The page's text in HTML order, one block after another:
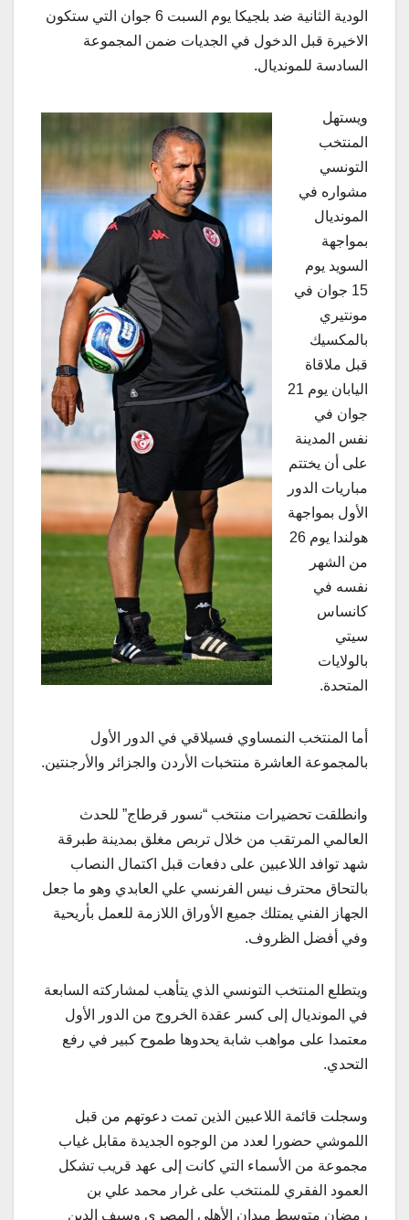
الودية الثانية ضد بلجيكا يوم السبت 6 جوان التي ستكون
الاخيرة قبل الدخول في الجديات ضمن المجموعة
السادسة للمونديال.
ويستهل
المنتخب
التونسي
مشواره في
المونديال
بمواجهة
السويد يوم
15 جوان في
مونتيري
بالمكسيك
قبل ملاقاة
اليابان يوم 21
جوان في
نفس المدينة
على أن يختتم
مباريات الدور
الأول بمواجهة
هولندا يوم 26
من الشهر
نفسه في
كانساس
سيتي
بالولايات
المتحدة.
أما المنتخب النمساوي فسيلاقي في الدور الأول
بالمجموعة العاشرة منتخبات الأردن والجزائر والأرجنتين.
وانطلقت تحضيرات منتخب “نسور قرطاج” للحدث
العالمي المرتقب من خلال تربص مغلق بمدينة طبرقة
شهد توافد اللاعبين على دفعات قبل اكتمال النصاب
بالتحاق محترف نيس الفرنسي علي العابدي وهو ما جعل
الجهاز الفني يمتلك جميع الأوراق اللازمة للعمل بأريحية
وفي أفضل الظروف.
ويتطلع المنتخب التونسي الذي يتأهب لمشاركته السابعة
في المونديال إلى كسر عقدة الخروج من الدور الأول
معتمدا على مواهب شابة يحدوها طموح كبير في رفع
التحدي.
وسجلت قائمة اللاعبين الذين تمت دعوتهم من قبل
اللموشي حضورا لعدد من الوجوه الجديدة مقابل غياب
مجموعة من الأسماء التي كانت إلى عهد قريب تشكل
العمود الفقري للمنتخب على غرار محمد علي بن
رمضان متوسط ميدان الأهلي المصري وسيف الدين